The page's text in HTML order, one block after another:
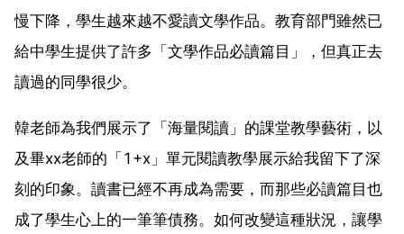
慢下降，學生越來越不愛讀文學作品。教育部門雖然已
給中學生提供了許多「文學作品必讀篇目」，但真正去
讀過的同學很少。
韓老師為我們展示了「海量閱讀」的課堂教學藝術，以
及畢xx老師的「1+x」單元閱讀教學展示給我留下了深
刻的印象。讀書已經不再成為需要，而那些必讀篇目也
成了學生心上的一筆筆債務。如何改變這種狀況，讓學